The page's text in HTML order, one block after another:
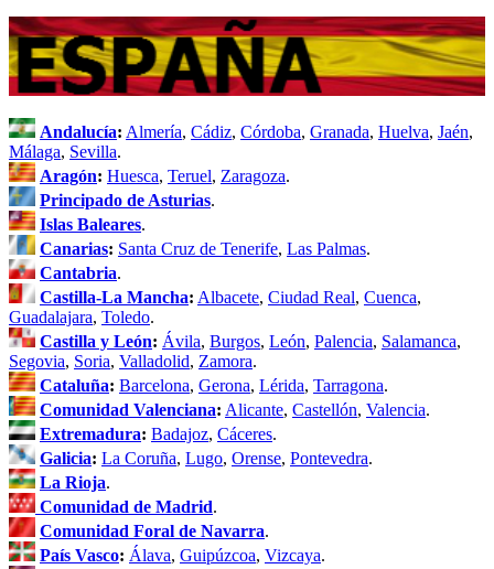
Andalucía: Almería, Cádiz, Córdoba, Granada, Huelva, Jaén,
Málaga, Sevilla.
Aragón: Huesca, Teruel, Zaragoza.
Principado de Asturias.
Islas Baleares.
Canarias: Santa Cruz de Tenerife, Las Palmas.
Cantabria.
Castilla-La Mancha: Albacete, Ciudad Real, Cuenca,
Guadalajara, Toledo.
Castilla y León: Ávila, Burgos, León, Palencia, Salamanca,
Segovia, Soria, Valladolid, Zamora.
Cataluña: Barcelona, Gerona, Lérida, Tarragona.
Comunidad Valenciana: Alicante, Castellón, Valencia.
Extremadura: Badajoz, Cáceres.
Galicia: La Coruña, Lugo, Orense, Pontevedra.
La Rioja.
Comunidad de Madrid.
Comunidad Foral de Navarra.
País Vasco: Álava, Guipúzcoa, Vizcaya.